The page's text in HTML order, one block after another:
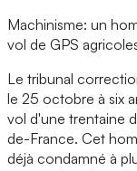
Machinisme: un
vol de GPS
Le tribunal
le 25 octobre à six
vol d'une trentaine
de-France. Cet
déjà condamné à